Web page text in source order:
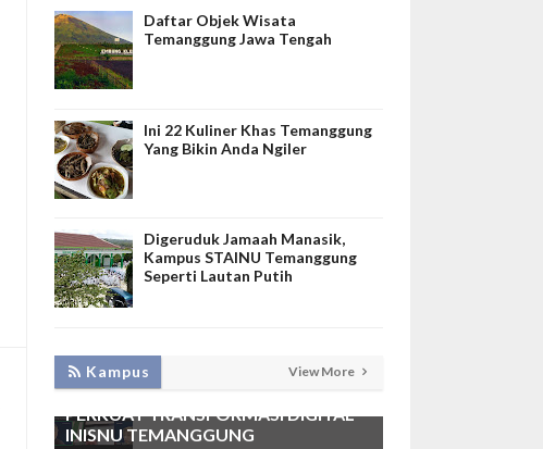
Daftar Objek Wisata
Temanggung Jawa Tengah
Ini 22 Kuliner Khas Temanggung
Yang Bikin Anda Ngiler
Digeruduk Jamaah Manasik,
Kampus STAINU Temanggung
Seperti Lautan Putih
Kampus View More
KEMBANGKAN SIM LAYANAN,
HADIRKAN TIM SEVIMA UNTUK
PERKUAT TRANSFORMASI DIGITAL
INISNU TEMANGGUNG